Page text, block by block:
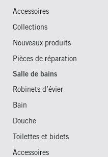
Accessoires
Collections
Nouveaux produits
Pièces de réparation
Salle de bains
Robinets d’évier
Bain
Douche
Toilettes et bidets
Accessoires